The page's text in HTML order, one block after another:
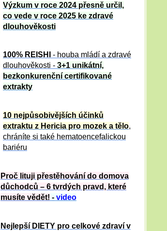
Výzkum v roce 2024 přesně určil,
co vede v roce 2025 ke zdravé
dlouhověkosti
100% REISHI
- houba mládí a zdravé
dlouhověkosti - 3+1 unikátní,
bezkonkurenční certifikované
extrakty
10 nejpůsobivějších účinků
extraktu z Hericia pro mozek a tělo,
chráníte si také hematoencefalickou
bariéru
Proč lituji přestěhování do domova
důchodců – 6 tvrdých pravd, které
musíte vědět! - video
Nejlepší DIETY pro celkové zdraví v